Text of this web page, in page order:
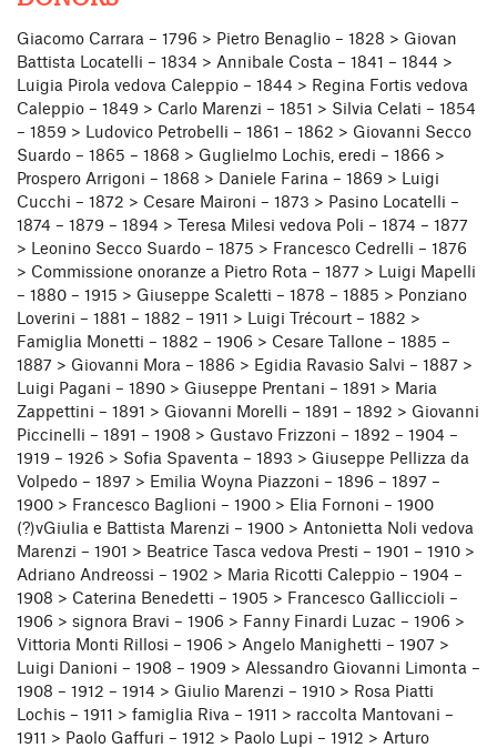
Giacomo Carrara – 1796 > Pietro Benaglio – 1828 > Giovan
Battista Locatelli – 1834 > Annibale Costa – 1841 – 1844 >
Luigia Pirola vedova Caleppio – 1844 > Regina Fortis vedova
Caleppio – 1849 > Carlo Marenzi – 1851 > Silvia Celati – 1854
– 1859 > Ludovico Petrobelli – 1861 – 1862 > Giovanni Secco
Suardo – 1865 – 1868 > Guglielmo Lochis, eredi – 1866 >
Prospero Arrigoni – 1868 > Daniele Farina – 1869 > Luigi
Cucchi – 1872 > Cesare Maironi – 1873 > Pasino Locatelli –
1874 – 1879 – 1894 > Teresa Milesi vedova Poli – 1874 – 1877
> Leonino Secco Suardo – 1875 > Francesco Cedrelli – 1876
> Commissione onoranze a Pietro Rota – 1877 > Luigi Mapelli
– 1880 – 1915 > Giuseppe Scaletti – 1878 – 1885 > Ponziano
Loverini – 1881 – 1882 – 1911 > Luigi Trécourt – 1882 >
Famiglia Monetti – 1882 – 1906 > Cesare Tallone – 1885 –
1887 > Giovanni Mora – 1886 > Egidia Ravasio Salvi – 1887 >
Luigi Pagani – 1890 > Giuseppe Prentani – 1891 > Maria
Zappettini – 1891 > Giovanni Morelli – 1891 – 1892 > Giovanni
Piccinelli – 1891 – 1908 > Gustavo Frizzoni – 1892 – 1904 –
1919 – 1926 > Sofia Spaventa – 1893 > Giuseppe Pellizza da
Volpedo – 1897 > Emilia Woyna Piazzoni – 1896 – 1897 –
1900 > Francesco Baglioni – 1900 > Elia Fornoni – 1900
(?)vGiulia e Battista Marenzi – 1900 > Antonietta Noli vedova
Marenzi – 1901 > Beatrice Tasca vedova Presti – 1901 – 1910 >
Adriano Andreossi – 1902 > Maria Ricotti Caleppio – 1904 –
1908 > Caterina Benedetti – 1905 > Francesco Galliccioli –
1906 > signora Bravi – 1906 > Fanny Finardi Luzac – 1906 >
Vittoria Monti Rillosi – 1906 > Angelo Manighetti – 1907 >
Luigi Danioni – 1908 – 1909 > Alessandro Giovanni Limonta –
1908 – 1912 – 1914 > Giulio Marenzi – 1910 > Rosa Piatti
Lochis – 1911 > famiglia Riva – 1911 > raccolta Mantovani –
1911 > Paolo Gaffuri – 1912 > Paolo Lupi – 1912 > Arturo